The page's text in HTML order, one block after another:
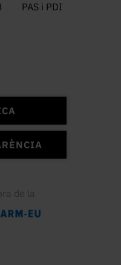
PAS i PDI
de la